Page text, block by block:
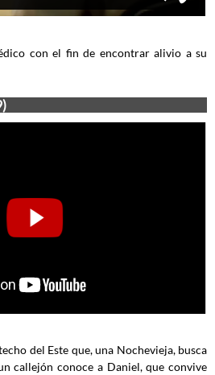
con el fin de encontrar alivio a su
del Este que, una Nochevieja, busca
callejón conoce a Daniel, que convive